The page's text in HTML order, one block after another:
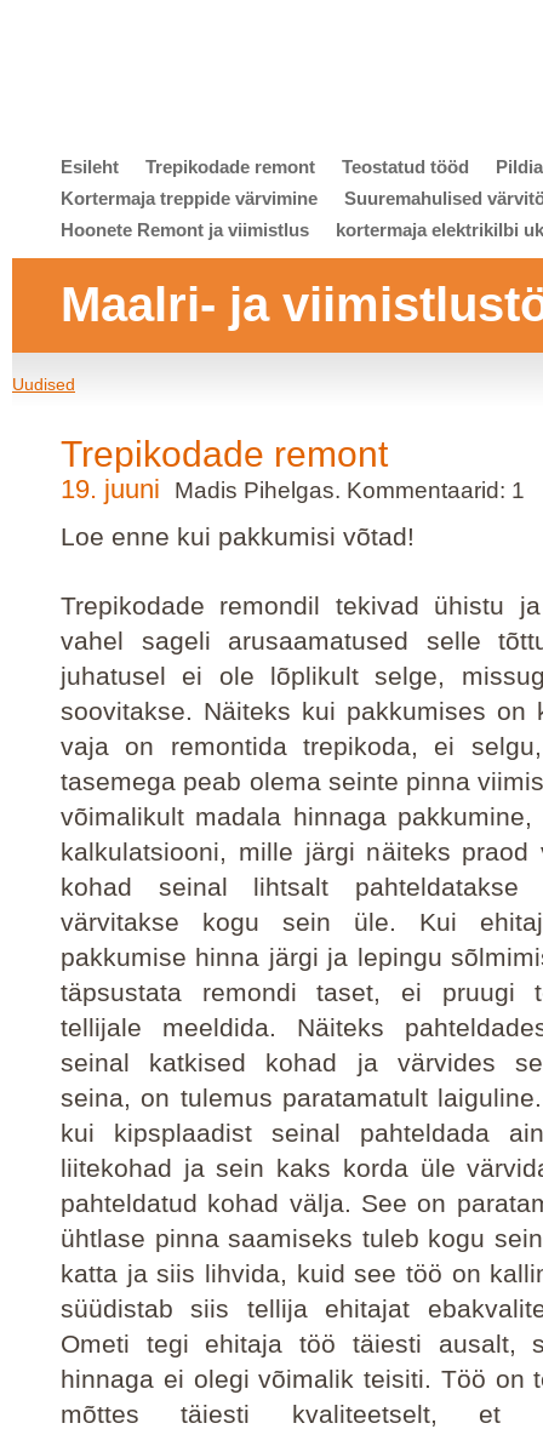
Esileht Trepikodade remont Teostatud tööd
Kortermaja treppide värvimine
Suuremahulised
Hoonete Remont ja viimistlus
kortermaja elektrikilbi
Maalri- ja
Uudised
Trepikodade remont
19. juuni Madis Pihelgas. Kommentaarid: 1
Loe enne kui pakkumisi võtad!
Trepikodade remondil tekivad ühistu
vahel sageli arusaamatused selle
juhatusel ei ole lõplikult selge,
soovitakse. Näiteks kui pakkumises on
vaja on remontida trepikoda, ei
tasemega peab olema seinte pinna
võimalikult madala hinnaga
kalkulatsiooni, mille järgi näiteks praod
kohad seinal lihtsalt pahteldatakse
värvitakse kogu sein üle. Kui
pakkumise hinna järgi ja lepingu
täpsustata remondi taset, ei pruugi
tellijale meeldida. Näiteks
seinal katkised kohad ja värvides
seina, on tulemus paratamatult
kui kipsplaadist seinal pahteldada
liitekohad ja sein kaks korda üle
pahteldatud kohad välja. See on
ühtlase pinna saamiseks tuleb kogu
katta ja siis lihvida, kuid see töö on
süüdistab siis tellija ehitajat
Ometi tegi ehitaja töö täiesti ausalt,
hinnaga ei olegi võimalik teisiti. Töö on
mõttes täiesti kvaliteetselt, et